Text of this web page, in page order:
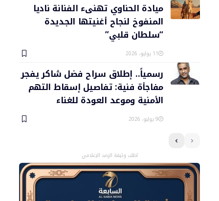
ميادة الحناوي تهنىء الفنانة ناديا
المنفوخ لنجاح أغنيتها الجديدة
“سلطان قلبي”
11 يوليو، 2026
رسمياً.. إطلاق سراح فضل شاكر يفجر
مفاجأة فنية: تفاصيل إسقاط التهم
الأمنية وموعد العودة للغناء
9 يوليو، 2026
اطلب وثيقة الرصد الإعلامي